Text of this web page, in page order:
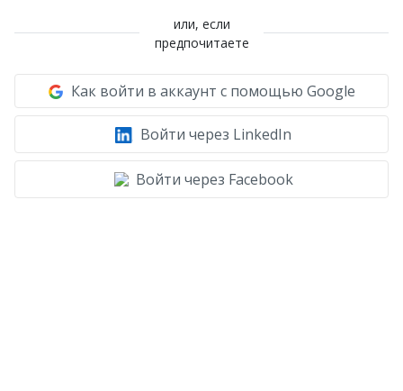
или, если
предпочитаете
Как войти в аккаунт с помощью Google
Войти через LinkedIn
Войти через Facebook